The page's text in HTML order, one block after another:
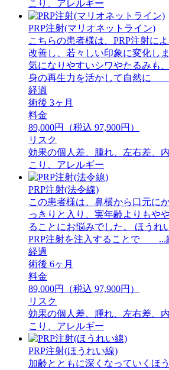
こり、アレルギー
PRP注射(マリオネットライン)
こちらの患者様は、PRP注射に
改善し、若々しい印象に変化し
気になりやすいシワやたるみも
身の再生力を活かして自然に
経過
術後 3ヶ月
料金
89,000円（税込 97,900円）
リスク
効果の個人差、腫れ、左右差、
こり、アレルギー
PRP注射(法令線)
この患者様は、鼻横から口元に
っきりと入り、実年齢よりもや
ることにお悩みでした。 ほうれ
PRP注射を注入することで ...
経過
術後 6ヶ月
料金
89,000円（税込 97,900円）
リスク
効果の個人差、腫れ、左右差、
こり、アレルギー
PRP注射(ほうれい線)
加齢とともに深くなっていくほ